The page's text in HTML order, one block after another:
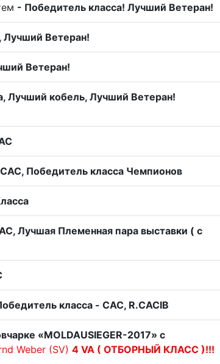
- Победитель класса! Лучший Ветеран!
Лучший Ветеран!
Ветеран!
Лучший кобель, Лучший Ветеран!
Победитель класса Чемпионов
Лучшая Племенная пара выставки ( с
класса - CAC, R.CACIB
«MOLDAUSIEGER-2017» с
Weber (SV) 4 VA ( ОТБОРНЫЙ КЛАСС )!!!